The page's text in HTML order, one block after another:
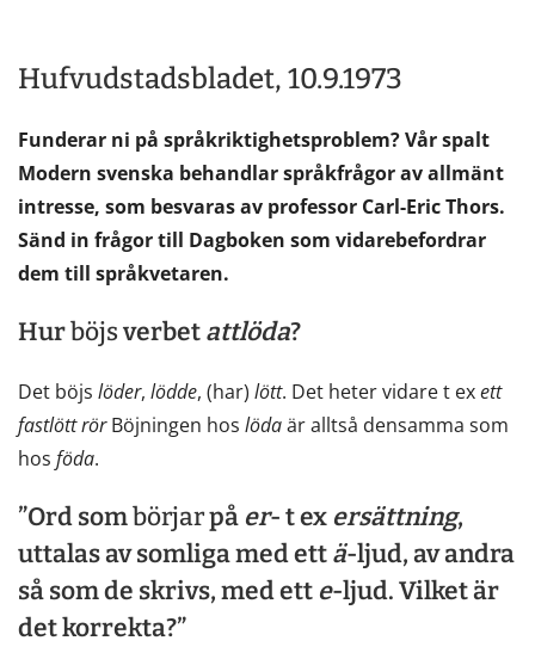
Hufvudstadsbladet, 10.9.1973
Funderar ni på språkriktighetsproblem? Vår spalt
Modern svenska behandlar språkfrågor av allmänt
intresse, som besvaras av professor Carl-Eric Thors.
Sänd in frågor till Dagboken som vidarebefordrar
dem till språkvetaren.
Hurböjsverbetattlöda?
Det böjs löder, lödde, (har) lött. Det heter vidare t exett
fastlöttrörBöjningen hos lödaär alltså densamma som
hos föda.
”Ord sombörjarpå er- t ex ersättning,
uttalas av somliga med että-ljud, av andra
så som de skrivs, med ett e-ljud. Vilket är
det korrekta?”